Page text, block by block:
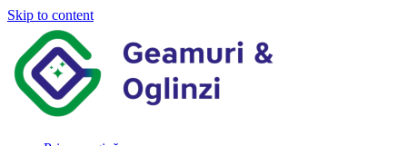
Skip to content